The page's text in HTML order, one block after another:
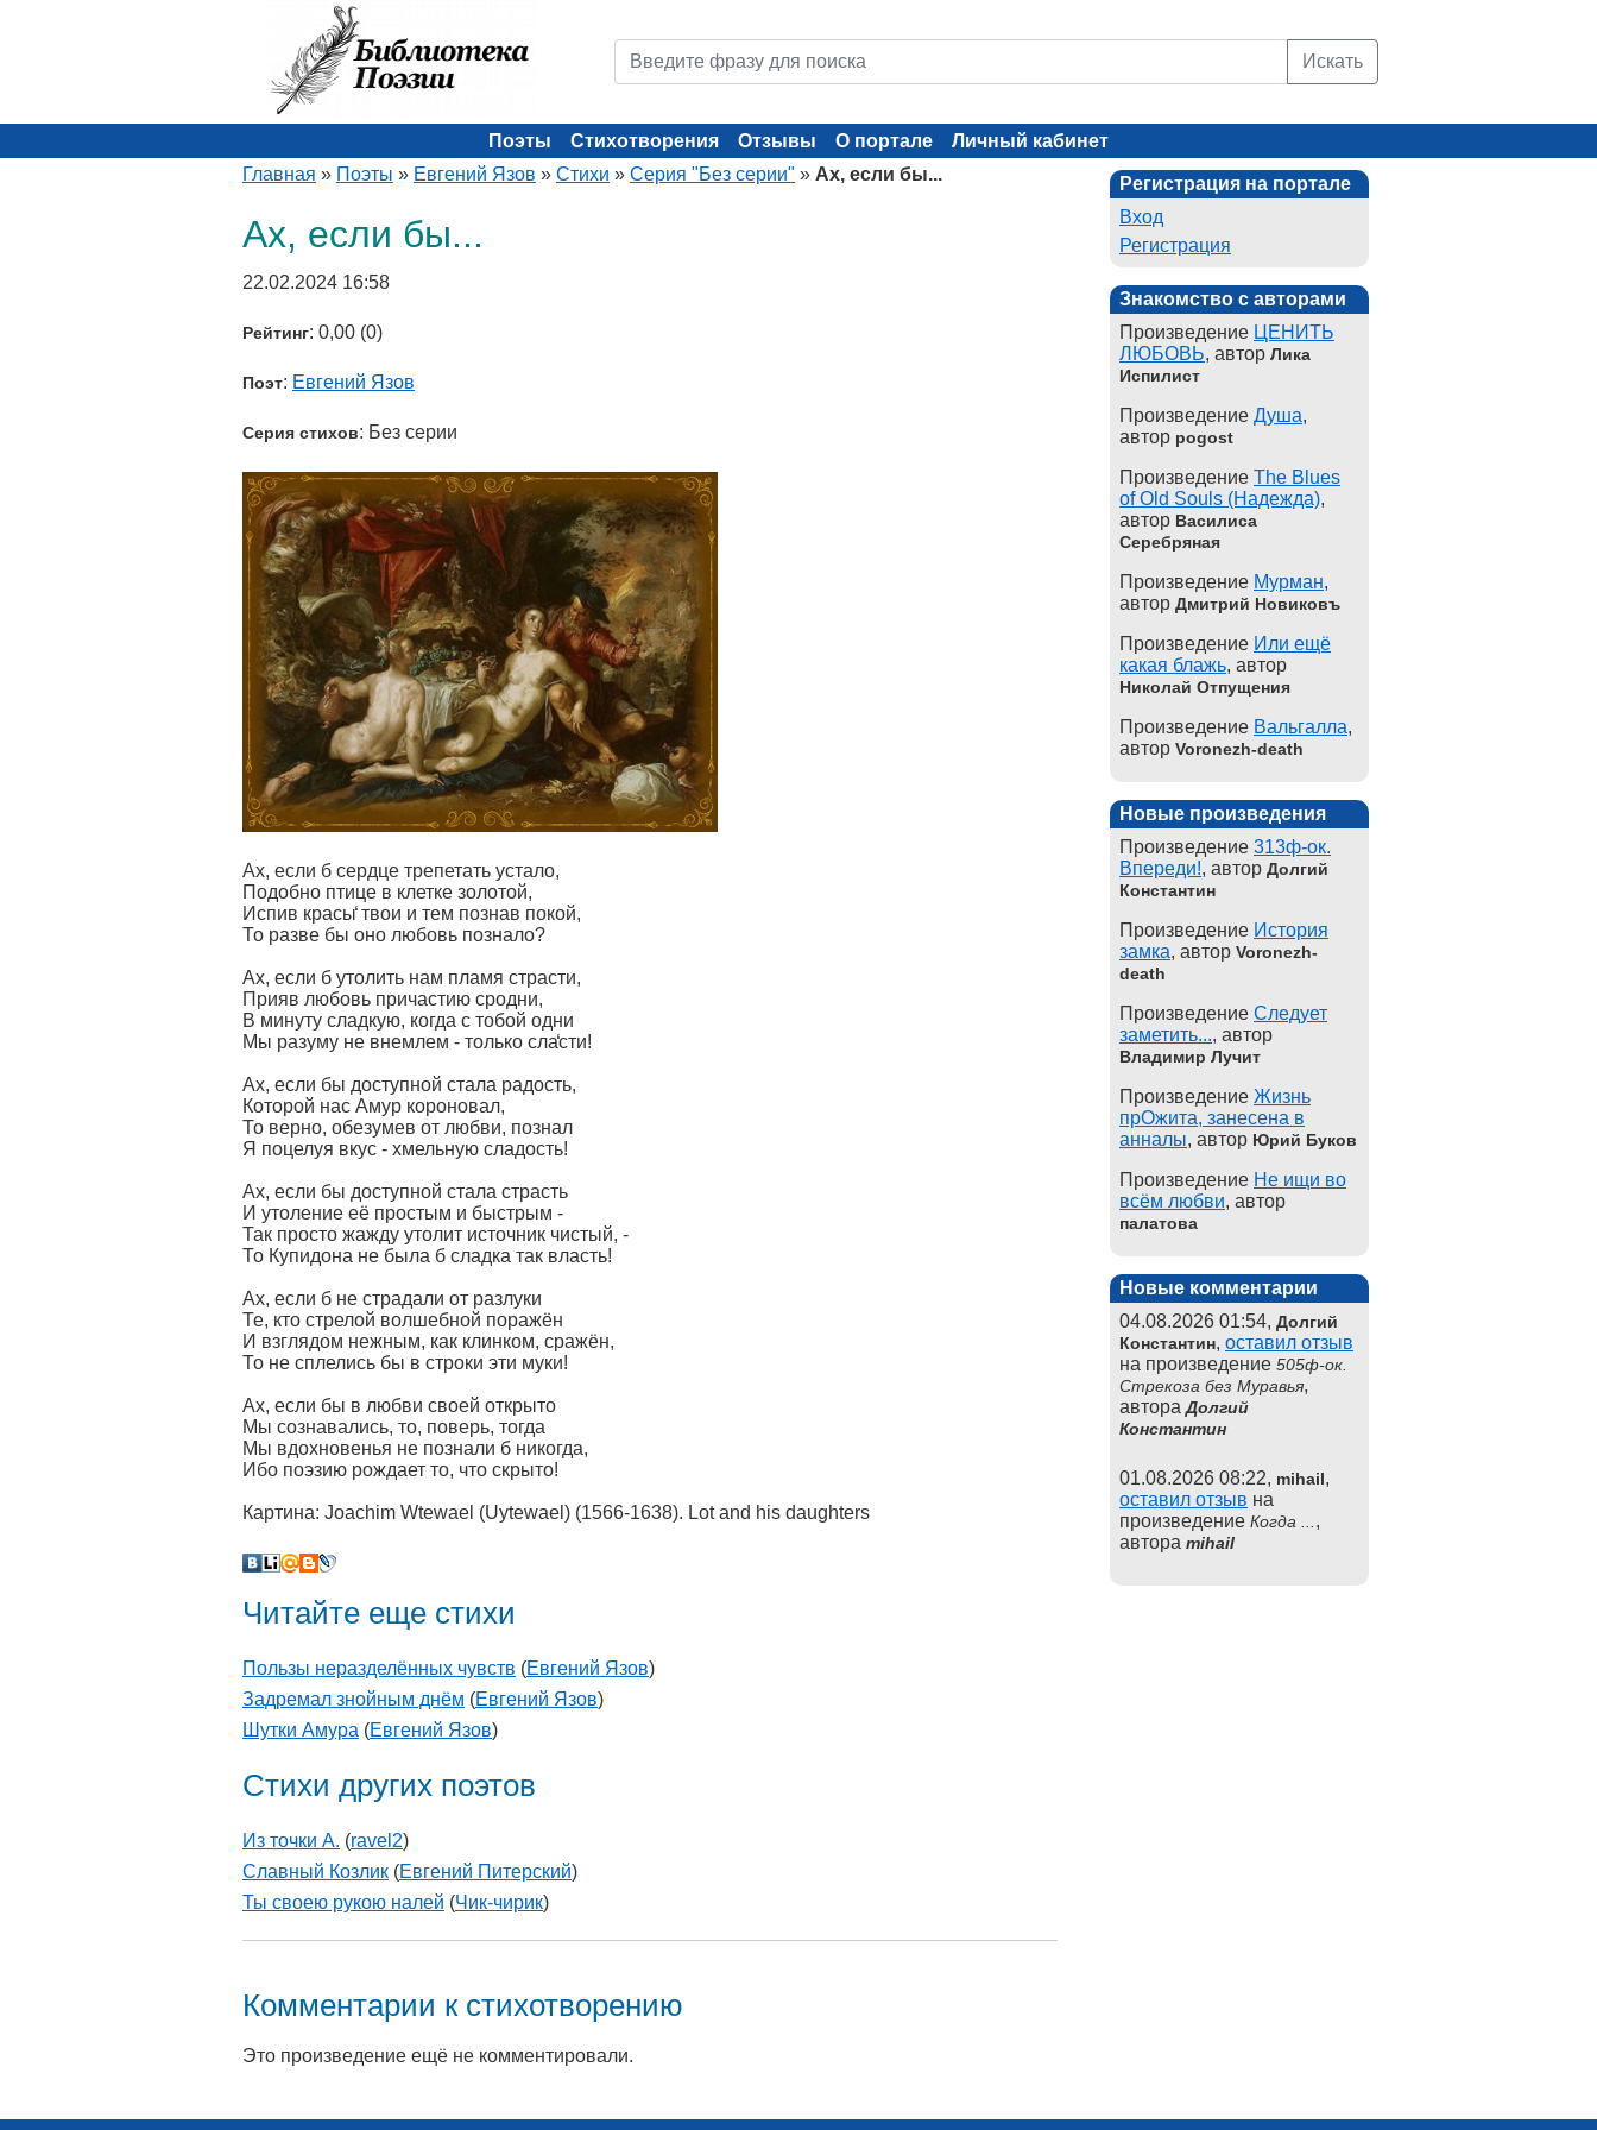
Искать
Поэты Стихотворения Отзывы О портале
Личный кабинет
Главная » Поэты » Евгений Язов » Стихи » Серия "Без серии" » Ах, если бы...
Ах, если бы...
22.02.2024 16:58
Рейтинг: 0,00 (0)
Поэт: Евгений Язов
Серия стихов: Без серии
Ах, если б сердце трепетать устало,
Подобно птице в клетке золотой,
Испив красы̒ твои и тем познав покой,
То разве бы оно любовь познало?
Ах, если б утолить нам пламя страсти,
Прияв любовь причастию сродни,
В минуту сладкую, когда с тобой одни
Мы разуму не внемлем - только сла̒сти!
Ах, если бы доступной стала радость,
Которой нас Амур короновал,
То верно, обезумев от любви, познал
Я поцелуя вкус - хмельную сладость!
Ах, если бы доступной стала страсть
И утоление её простым и быстрым -
Так просто жажду утолит источник чистый, -
То Купидона не была б сладка так власть!
Ах, если б не страдали от разлуки
Те, кто стрелой волшебной поражён
И взглядом нежным, как клинком, сражён,
То не сплелись бы в строки эти муки!
Ах, если бы в любви своей открыто
Мы сознавались, то, поверь, тогда
Мы вдохновенья не познали б никогда,
Ибо поэзию рождает то, что скрыто!
Картина: Joachim Wtewael (Uytewael) (1566-1638). Lot and his daughters
Читайте еще стихи
Пользы неразделённых чувств (Евгений Язов)
Задремал знойным днём (Евгений Язов)
Шутки Амура (Евгений Язов)
Стихи других поэтов
Из точки А. (ravel2)
Славный Козлик (Евгений Питерский)
Ты своею рукою налей (Чик-чирик)
Комментарии к стихотворению
Это произведение ещё не комментировали.
Регистрация на портале
Вход
Регистрация
Знакомство с авторами
Произведение ЦЕНИТЬ
ЛЮБОВЬ, автор Лика
Испилист
Произведение Душа,
автор pogost
Произведение The Blues
of Old Souls (Надежда),
автор Василиса
Серебряная
Произведение Мурман,
автор Дмитрий Новиковъ
Произведение Или ещё
какая блажь, автор
Николай Отпущения
Произведение Вальгалла,
автор Voronezh-death
Новые произведения
Произведение 313ф-ок.
Впереди!, автор Долгий
Константин
Произведение История
замка, автор Voronezh-
death
Произведение Следует
заметить..., автор
Владимир Лучит
Произведение Жизнь
прОжита, занесена в
анналы, автор Юрий Буков
Произведение Не ищи во
всём любви, автор
палатова
Новые комментарии
04.08.2026 01:54, Долгий
Константин, оставил отзыв
на произведение 505ф-ок.
Стрекоза без Муравья,
автораДолгий
Константин
01.08.2026 08:22, mihail,
оставил отзыв на
произведение Когда ... ,
автора mihail